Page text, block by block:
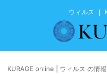
ウィルス ｜
KURAGE online | ウィルス の情報